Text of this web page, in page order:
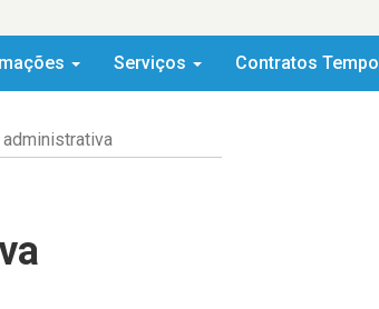
Serviços Contratos
administrativa